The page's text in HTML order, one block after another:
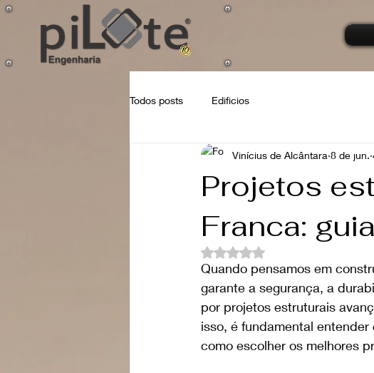
Todos posts Edificios
Projetos
Franca:
Vinícius de Alcântara 8 de jun.
Avaliado com NaN de 5 estrelas.
Quando pensamos em
garante a segurança, a
por projetos estruturais
isso, é fundamental
como escolher os melhores